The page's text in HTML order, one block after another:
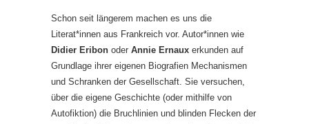
Schon seit längerem machen es uns die
Literat*innen aus Frankreich vor. Autor*innen wie
Didier Eribon oder Annie Ernaux erkunden auf
Grundlage ihrer eigenen Biografien Mechanismen
und Schranken der Gesellschaft. Sie versuchen,
über die eigene Geschichte (oder mithilfe von
Autofiktion) die Bruchlinien und blinden Flecken der